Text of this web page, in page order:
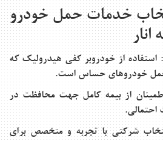
خدمات حمل خودرو
استفاده از خودروبر کفی هیدرولیک که
حمل خودروهای حساس است.
از بیمه کامل جهت محافظت در
احتمالی.
شرکتی با تجربه و متخصص برای